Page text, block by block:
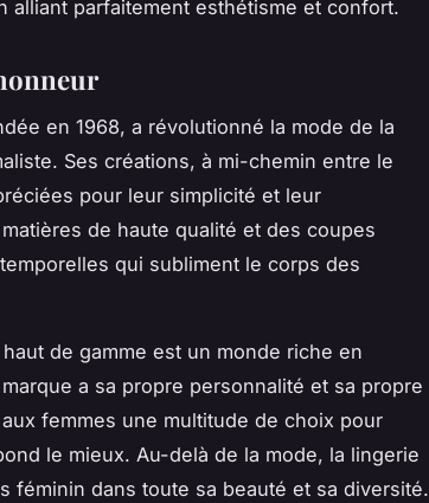
alliant parfaitement esthétisme et confort.
en 1968, a révolutionné la mode de la
Ses créations, à mi-chemin entre le
pour leur simplicité et leur
de haute qualité et des coupes
qui subliment le corps des
de gamme est un monde riche en
a sa propre personnalité et sa propre
femmes une multitude de choix pour
le mieux. Au-delà de la mode, la lingerie
féminin dans toute sa beauté et sa diversité.